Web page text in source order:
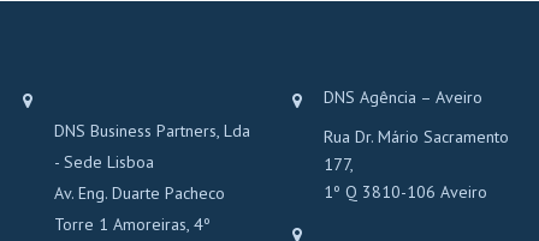
DNS Business Partners, Lda
- Sede Lisboa
Av. Eng. Duarte Pacheco
Torre 1 Amoreiras, 4º
DNS Agência – Aveiro
Rua Dr. Mário Sacramento
177,
1º Q 3810-106 Aveiro